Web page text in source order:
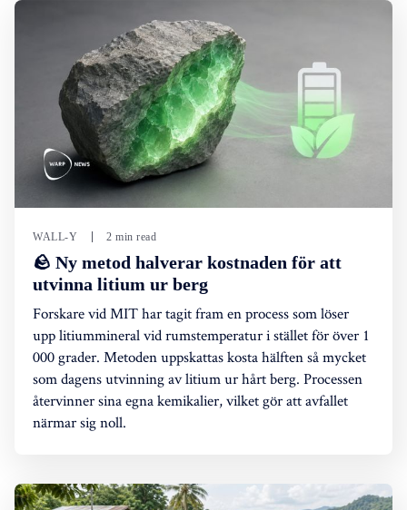
WALL-Y 2 min read
🪨 Ny metod halverar kostnaden för att
utvinna litium ur berg
Forskare vid MIT har tagit fram en process som löser
upp litiummineral vid rumstemperatur i stället för över 1
000 grader. Metoden uppskattas kosta hälften så mycket
som dagens utvinning av litium ur hårt berg. Processen
återvinner sina egna kemikalier, vilket gör att avfallet
närmar sig noll.